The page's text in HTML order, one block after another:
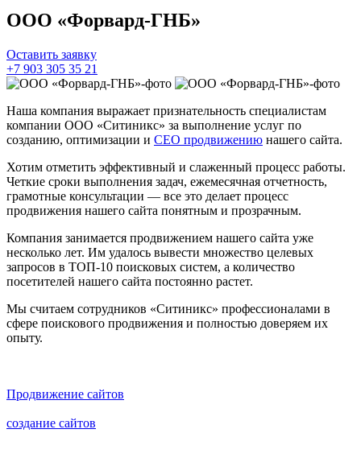
ООО «Форвард-ГНБ»
Оставить заявку
+7 903 305 35 21
Наша компания выражает признательность специалистам
компании ООО «Ситиникс» за выполнение услуг по
созданию, оптимизации и СЕО продвижению нашего сайта.
Хотим отметить эффективный и слаженный процесс работы.
Четкие сроки выполнения задач, ежемесячная отчетность,
грамотные консультации — все это делает процесс
продвижения нашего сайта понятным и прозрачным.
Компания занимается продвижением нашего сайта уже
несколько лет. Им удалось вывести множество целевых
запросов в ТОП-10 поисковых систем, а количество
посетителей нашего сайта постоянно растет.
Мы считаем сотрудников «Ситиникс» профессионалами в
сфере поискового продвижения и полностью доверяем их
опыту.
Продвижение сайтов
создание сайтов